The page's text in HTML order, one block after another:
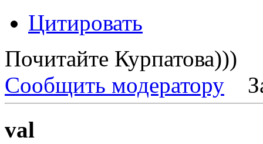
Цитировать
Почитайте Курпатова)))
Сообщить модератору
val